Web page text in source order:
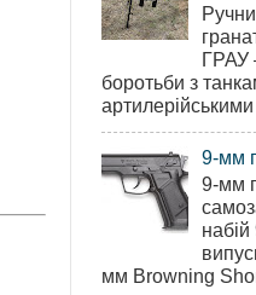
ГРАУ
боротьби з
9-мм
9-мм
мм Browning